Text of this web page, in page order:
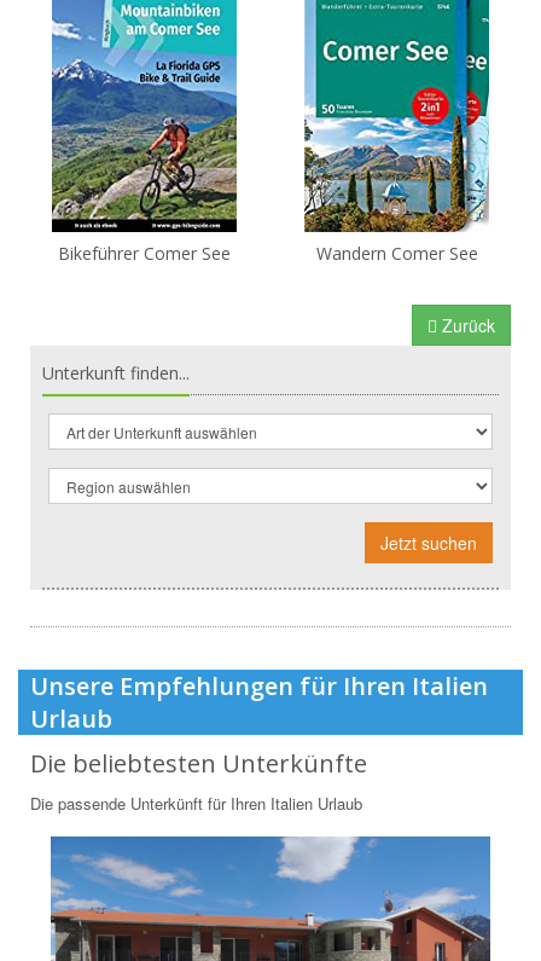
Bikeführer Comer See Wandern Comer See
Zurück
Unterkunft finden...
Jetzt suchen
Unsere Empfehlungen für Ihren Italien
Urlaub
Die beliebtesten Unterkünfte
Die passende Unterkünft für Ihren Italien Urlaub